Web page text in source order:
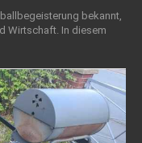
bekannt,
Wirtschaft. In diesem